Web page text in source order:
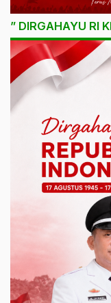
” DIRGAHAYU RI